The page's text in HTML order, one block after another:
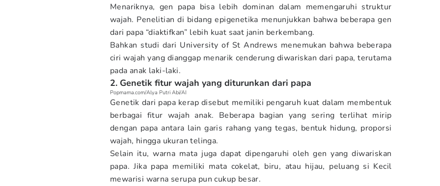
Menariknya, gen papa bisa lebih dominan dalam memengaruhi struktur
wajah. Penelitian di bidang epigenetika menunjukkan bahwa beberapa gen
dari papa “diaktifkan” lebih kuat saat janin berkembang.
Bahkan studi dari University of St Andrews menemukan bahwa beberapa
ciri wajah yang dianggap menarik cenderung diwariskan dari papa, terutama
pada anak laki-laki.
2. Genetik fitur wajah yang diturunkan dari papa
Popmama.com/Alya Putri Abi/AI
Genetik dari papa kerap disebut memiliki pengaruh kuat dalam membentuk
berbagai fitur wajah anak. Beberapa bagian yang sering terlihat mirip
dengan papa antara lain garis rahang yang tegas, bentuk hidung, proporsi
wajah, hingga ukuran telinga.
Selain itu, warna mata juga dapat dipengaruhi oleh gen yang diwariskan
papa. Jika papa memiliki mata cokelat, biru, atau hijau, peluang si Kecil
mewarisi warna serupa pun cukup besar.